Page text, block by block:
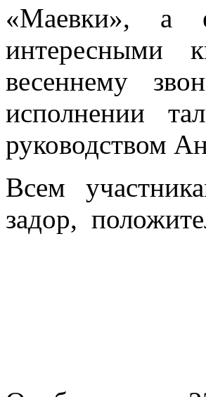
«Маевки», а
интересными
весеннему
исполнении
руководством
Всем
задор,